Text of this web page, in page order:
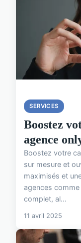
SERVICES
Boostez
agence
Boostez votre
sur mesure et
maximisés et
agences
complet, al...
11 avril 2025